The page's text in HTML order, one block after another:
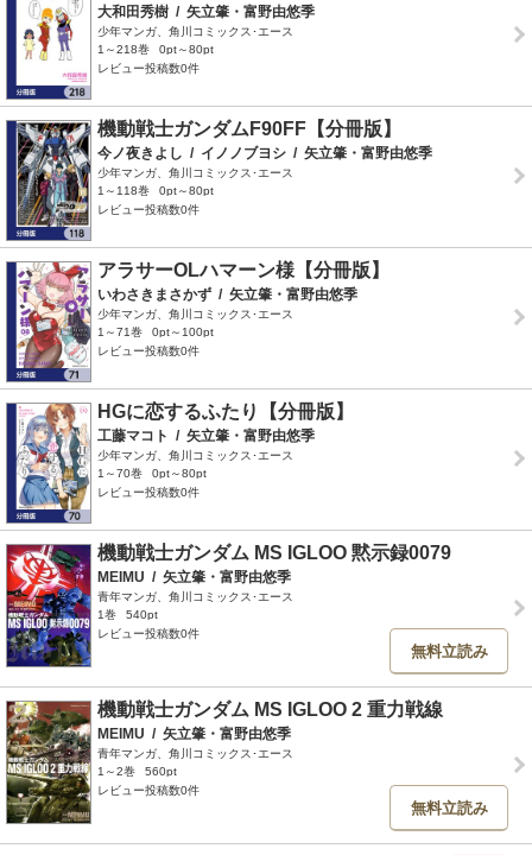
大和田秀樹 / 矢立肇・富野由悠季
少年マンガ、角川コミックス･エース
1～218巻
0pt～80pt
レビュー投稿数0件
機動戦士ガンダムF90FF【分冊版】
今ノ夜きよし / イノノブヨシ / 矢立肇・富野由悠季
少年マンガ、角川コミックス･エース
1～118巻
0pt～80pt
レビュー投稿数0件
アラサーOLハマーン様【分冊版】
いわさきまさかず / 矢立肇・富野由悠季
少年マンガ、角川コミックス･エース
1～71巻
0pt～100pt
レビュー投稿数0件
HGに恋するふたり【分冊版】
工藤マコト / 矢立肇・富野由悠季
少年マンガ、角川コミックス･エース
1～70巻
0pt～80pt
レビュー投稿数0件
機動戦士ガンダム MS IGLOO 黙示録0079
MEIMU / 矢立肇・富野由悠季
青年マンガ、角川コミックス･エース
1巻
540pt
レビュー投稿数0件
無料立読み
機動戦士ガンダム MS IGLOO 2 重力戦線
MEIMU / 矢立肇・富野由悠季
青年マンガ、角川コミックス･エース
1～2巻
560pt
レビュー投稿数0件
無料立読み